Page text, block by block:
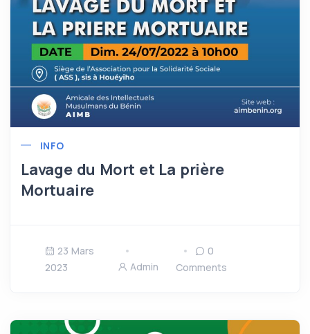
INFO
Lavage du Mort et La prière
Mortuaire
23 Mars
2023
Admin
0
Comments